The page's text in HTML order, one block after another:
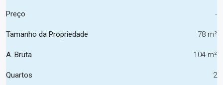
Preço -
Tamanho da Propriedade 78 m²
A. Bruta 104 m²
Quartos 2